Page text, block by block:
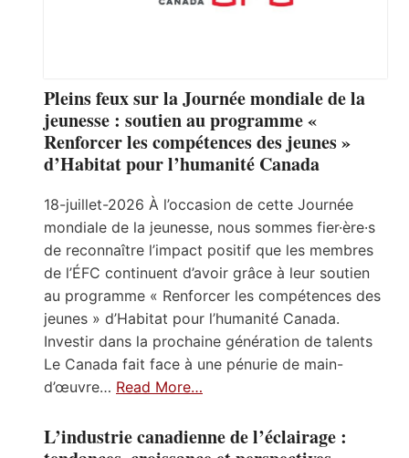
Pleins feux sur la Journée mondiale de la
jeunesse : soutien au programme «
Renforcer les compétences des jeunes »
d’Habitat pour l’humanité Canada
18-juillet-2026 À l’occasion de cette Journée
mondiale de la jeunesse, nous sommes fier·ère·s
de reconnaître l’impact positif que les membres
de l’ÉFC continuent d’avoir grâce à leur soutien
au programme « Renforcer les compétences des
jeunes » d’Habitat pour l’humanité Canada.
Investir dans la prochaine génération de talents
Le Canada fait face à une pénurie de main-
d’œuvre… Read More…
L’industrie canadienne de l’éclairage :